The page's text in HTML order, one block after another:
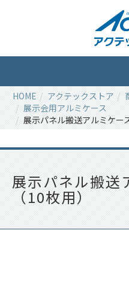
HOME アクテックストア
展示会用アルミケース
展示パネル搬送アルミケー
展示パネル搬送
（10枚用）